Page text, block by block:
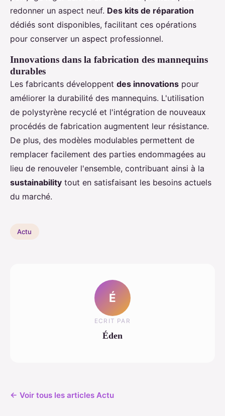
redonner un aspect neuf. Des kits de réparation
dédiés sont disponibles, facilitant ces opérations
pour conserver un aspect professionnel.
Innovations dans la fabrication des mannequins
durables
Les fabricants développent des innovations pour
améliorer la durabilité des mannequins. L'utilisation
de polystyrène recyclé et l'intégration de nouveaux
procédés de fabrication augmentent leur résistance.
De plus, des modèles modulables permettent de
remplacer facilement des parties endommagées au
lieu de renouveler l'ensemble, contribuant ainsi à la
sustainability tout en satisfaisant les besoins actuels
du marché.
Actu
É
ECRIT PAR
Éden
← Voir tous les articles Actu